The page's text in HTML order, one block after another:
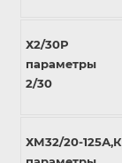
Х2/30Р
параметры
2/30
ХМ32/20-125А,К